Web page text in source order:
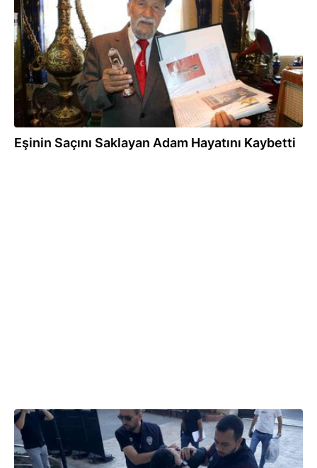
Eşinin Saçını Saklayan Adam Hayatını Kaybetti